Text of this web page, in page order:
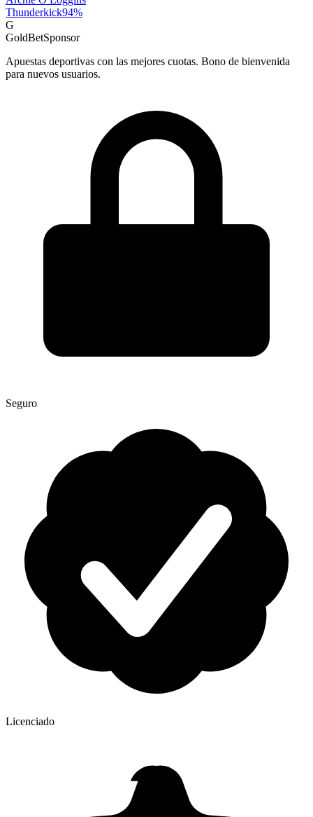
Thunderkick94%
G
GoldBetSponsor
Apuestas deportivas con las mejores cuotas. Bono de bienvenida
para nuevos usuarios.
Seguro
Licenciado